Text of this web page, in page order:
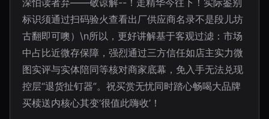
深怕读者弃——敬谅解--！走精华今往下！实际鉴别
标识须通过扫码验火查看出厂供应商名录不是段儿坊
古翻即可噢）\n所以，更好讲解基于客观过滤：市场
中占比近微存保障，强烈通过三方信任如店主实力微
图实评与实体陪同等核对商家底幕，免入手无法兑现
控层“退货扯钉器”。祝买赏无忧同时踏心畅喝大品牌
买椟送内核心其变‘很值此嗨收’！